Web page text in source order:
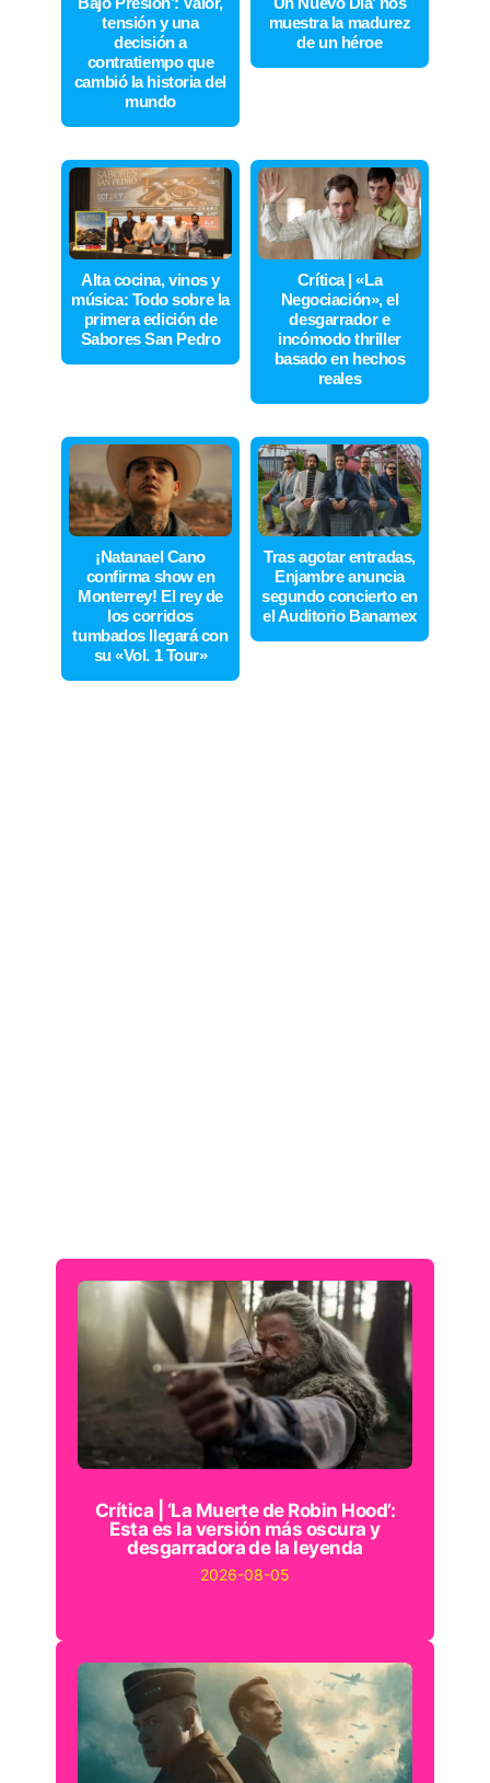
tensión y una
decisión a
contratiempo que
cambió la historia del
mundo
muestra la madurez
de un héroe
Alta cocina, vinos y
música: Todo sobre la
primera edición de
Sabores San Pedro
Crítica | «La
Negociación», el
desgarrador e
incómodo thriller
basado en hechos
reales
¡Natanael Cano
confirma show en
Monterrey! El rey de
los corridos
tumbados llegará con
su «Vol. 1 Tour»
Tras agotar entradas,
Enjambre anuncia
segundo concierto en
el Auditorio Banamex
Crítica | ‘La Muerte de Robin Hood’:
Esta es la versión más oscura y
desgarradora de la leyenda
2026-08-05